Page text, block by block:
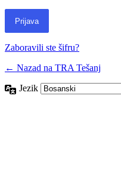
Zaboravili ste šifru?
← Nazad na TRA Tešanj
Jezik